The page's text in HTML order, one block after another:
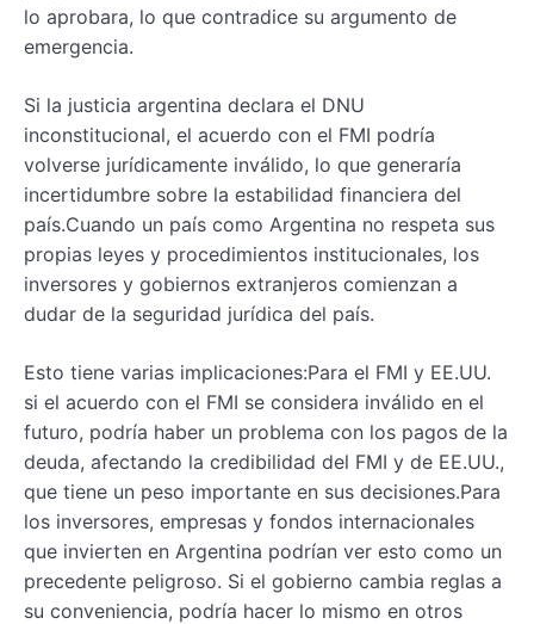
lo aprobara, lo que contradice su argumento de
emergencia.
Si la justicia argentina declara el DNU
inconstitucional, el acuerdo con el FMI podría
volverse jurídicamente inválido, lo que generaría
incertidumbre sobre la estabilidad financiera del
país.Cuando un país como Argentina no respeta sus
propias leyes y procedimientos institucionales, los
inversores y gobiernos extranjeros comienzan a
dudar de la seguridad jurídica del país.
Esto tiene varias implicaciones:Para el FMI y EE.UU.
si el acuerdo con el FMI se considera inválido en el
futuro, podría haber un problema con los pagos de la
deuda, afectando la credibilidad del FMI y de EE.UU.,
que tiene un peso importante en sus decisiones.Para
los inversores, empresas y fondos internacionales
que invierten en Argentina podrían ver esto como un
precedente peligroso. Si el gobierno cambia reglas a
su conveniencia, podría hacer lo mismo en otros